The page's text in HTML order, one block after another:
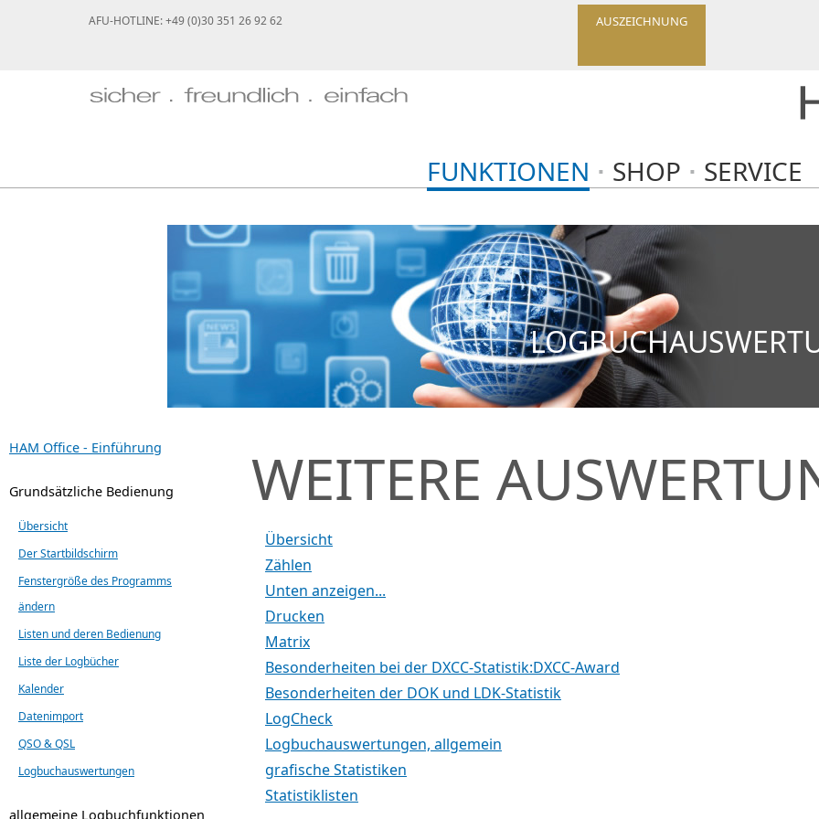
AFU-HOTLINE: +49 (0)30 351 26 92 62 AUSZEICHNUNG
FUNKTIONEN SHOP SERVICE
HAM Office - Einführung
Grundsätzliche Bedienung
Übersicht
Der Startbildschirm
Fenstergröße des Programms
ändern
Listen und deren Bedienung
Liste der Logbücher
Kalender
Datenimport
QSO & QSL
Logbuchauswertungen
allgemeine Logbuchfunktionen
WEITERE
Übersicht
Zählen
Unten anzeigen...
Drucken
Matrix
Besonderheiten bei der DXCC-Statistik:DXCC-Award
Besonderheiten der DOK und LDK-Statistik
LogCheck
Logbuchauswertungen, allgemein
grafische Statistiken
Statistiklisten